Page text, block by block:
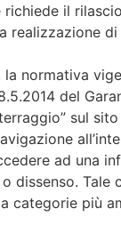
richiede il
realizzazione
normativa
del
sul
ad una
dissenso.
categorie più